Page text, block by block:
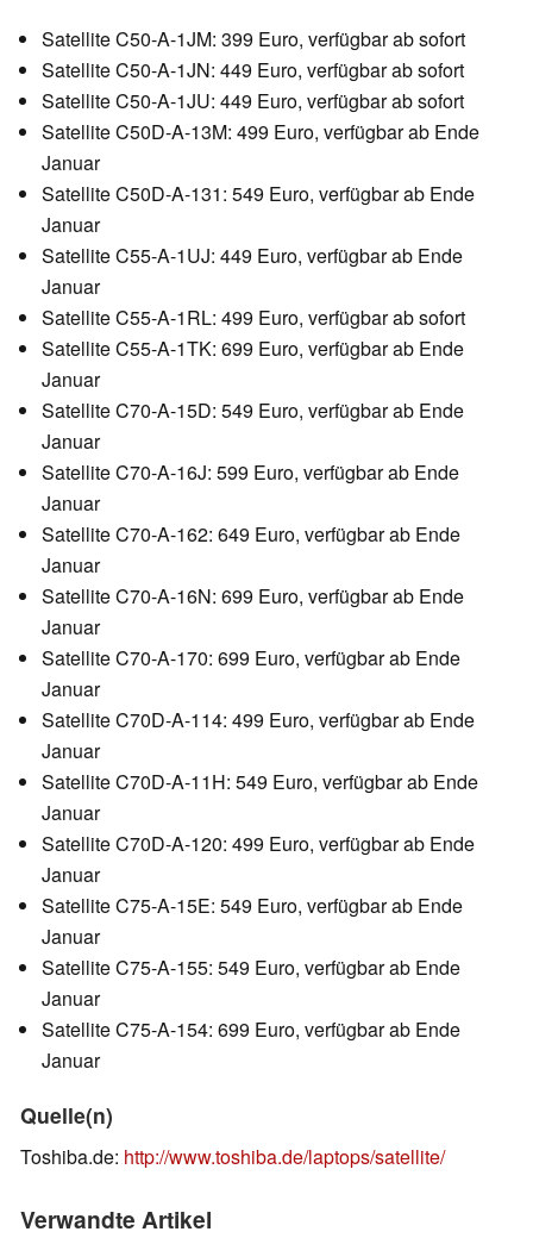
Satellite C50-A-1JM: 399 Euro, verfügbar ab sofort
Satellite C50-A-1JN: 449 Euro, verfügbar ab sofort
Satellite C50-A-1JU: 449 Euro, verfügbar ab sofort
Satellite C50D-A-13M: 499 Euro, verfügbar ab Ende
Januar
Satellite C50D-A-131: 549 Euro, verfügbar ab Ende
Januar
Satellite C55-A-1UJ: 449 Euro, verfügbar ab Ende
Januar
Satellite C55-A-1RL: 499 Euro, verfügbar ab sofort
Satellite C55-A-1TK: 699 Euro, verfügbar ab Ende
Januar
Satellite C70-A-15D: 549 Euro, verfügbar ab Ende
Januar
Satellite C70-A-16J: 599 Euro, verfügbar ab Ende
Januar
Satellite C70-A-162: 649 Euro, verfügbar ab Ende
Januar
Satellite C70-A-16N: 699 Euro, verfügbar ab Ende
Januar
Satellite C70-A-170: 699 Euro, verfügbar ab Ende
Januar
Satellite C70D-A-114: 499 Euro, verfügbar ab Ende
Januar
Satellite C70D-A-11H: 549 Euro, verfügbar ab Ende
Januar
Satellite C70D-A-120: 499 Euro, verfügbar ab Ende
Januar
Satellite C75-A-15E: 549 Euro, verfügbar ab Ende
Januar
Satellite C75-A-155: 549 Euro, verfügbar ab Ende
Januar
Satellite C75-A-154: 699 Euro, verfügbar ab Ende
Januar
Quelle(n)
Toshiba.de: http://www.toshiba.de/laptops/satellite/
Verwandte Artikel